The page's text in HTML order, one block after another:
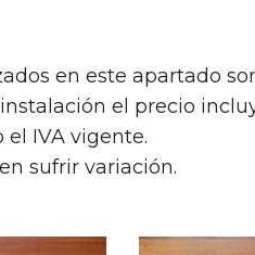
en este apartado
el precio
el IVA vigente.
sufrir variación.